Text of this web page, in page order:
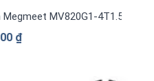
MV820G1-4T1.5B 1.5kW
₫